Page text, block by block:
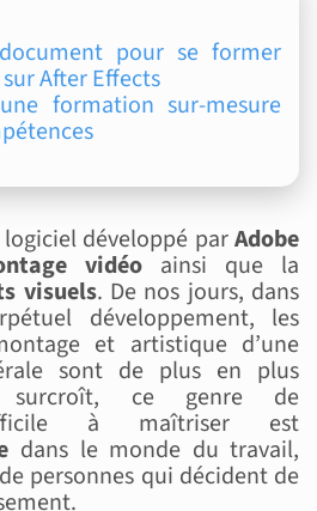
pour se former
After Effects
formation sur-mesure
développé parAdobe
vidéo ainsi que la
visuels. De nos jours, dans
développement, les
et artistique d’une
sont de plus en plus
surcroît, ce genre de
à maîtriser est
dans le monde du travail,
personnes qui décident de